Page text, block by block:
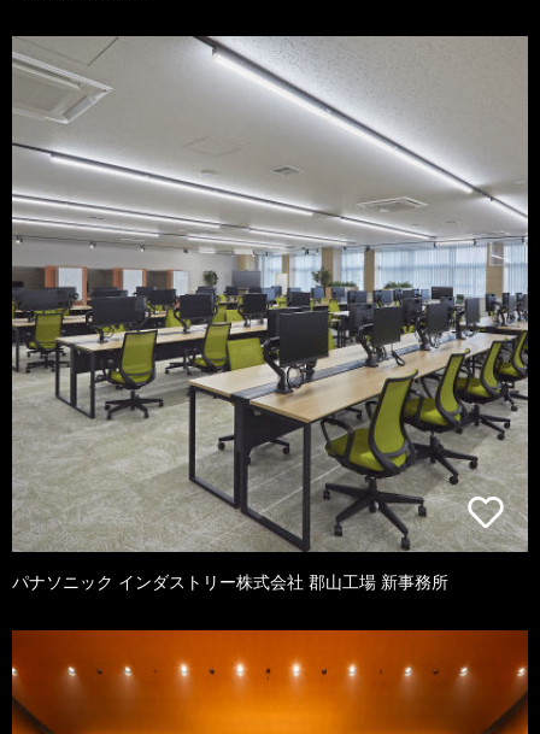
パナソニック インダストリー株式会社 郡山工場 新事務所